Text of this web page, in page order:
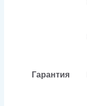
Гарантия